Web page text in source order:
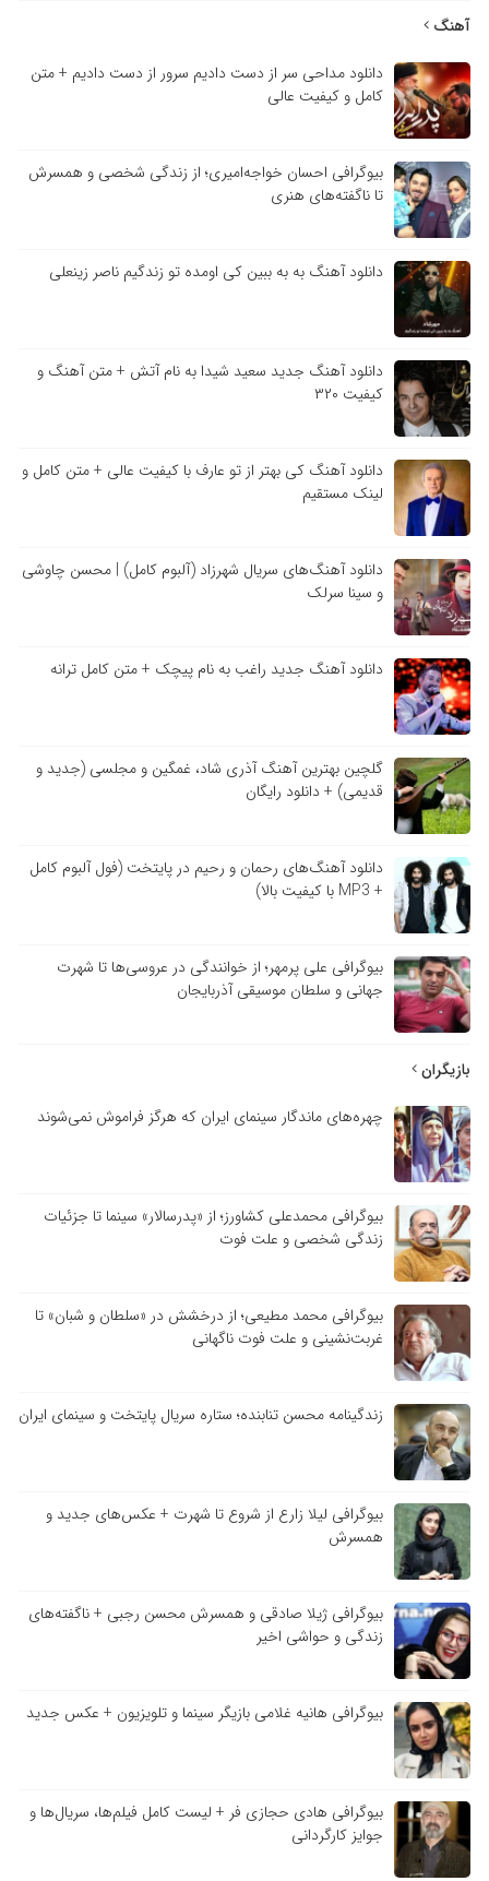
آهنگ
دانلود مداحی سر از دست دادیم سرور از دست دادیم + متن
کامل و کیفیت عالی
بیوگرافی احسان خواجه‌امیری؛ از زندگی شخصی و همسرش
تا ناگفته‌های هنری
دانلود آهنگ به به ببین کی اومده تو زندگیم ناصر زینعلی
دانلود آهنگ جدید سعید شیدا به نام آتش + متن آهنگ و
کیفیت ۳۲۰
دانلود آهنگ کی بهتر از تو عارف با کیفیت عالی + متن کامل و
لینک مستقیم
دانلود آهنگ‌های سریال شهرزاد (آلبوم کامل) | محسن چاوشی
و سینا سرلک
دانلود آهنگ جدید راغب به نام پیچک + متن کامل ترانه
گلچین بهترین آهنگ آذری شاد، غمگین و مجلسی (جدید و
قدیمی) + دانلود رایگان
دانلود آهنگ‌های رحمان و رحیم در پایتخت (فول آلبوم کامل
+ MP3 با کیفیت بالا)
بیوگرافی علی پرمهر؛ از خوانندگی در عروسی‌ها تا شهرت
جهانی و سلطان موسیقی آذربایجان
بازیگران
چهره‌های ماندگار سینمای ایران که هرگز فراموش نمی‌شوند
بیوگرافی محمدعلی کشاورز؛ از «پدرسالار» سینما تا جزئیات
زندگی شخصی و علت فوت
بیوگرافی محمد مطیعی؛ از درخشش در «سلطان و شبان» تا
غربت‌نشینی و علت فوت ناگهانی
زندگینامه محسن تنابنده؛ ستاره سریال پایتخت و سینمای ایران
بیوگرافی لیلا زارع از شروع تا شهرت + عکس‌های جدید و
همسرش
بیوگرافی ژیلا صادقی و همسرش محسن رجبی + ناگفته‌های
زندگی و حواشی اخیر
بیوگرافی هانیه غلامی بازیگر سینما و تلویزیون + عکس جدید
بیوگرافی هادی حجازی فر + لیست کامل فیلم‌ها، سریال‌ها و
جوایز کارگردانی